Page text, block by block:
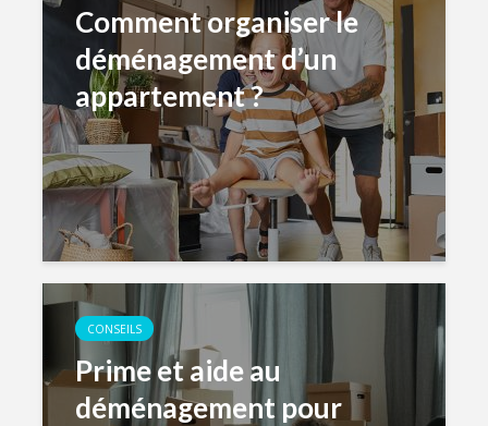
Comment organiser le
déménagement d’un
appartement ?
CONSEILS
Prime et aide au
déménagement pour